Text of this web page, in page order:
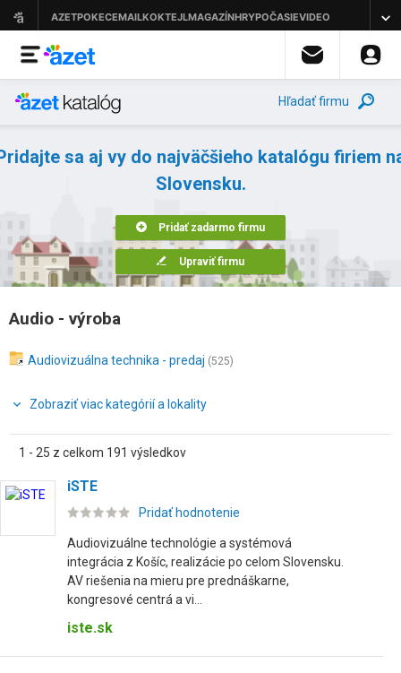
Hľadať firmu
sa aj vy do najväčšieho katalógu firiem
Slovensku.
Pridať zadarmo firmu
Upraviť firmu
Audio - výroba
Audiovizuálna technika - predaj (525)
Zobraziť viac kategórií a lokality
1 - 25 z celkom 191 výsledkov
iSTE
Pridať hodnotenie
Audiovizuálne technológie a systémová
integrácia z Košíc, realizácie po celom Slovensku.
AV riešenia na mieru pre prednáškarne,
kongresové centrá a vi...
iste.sk